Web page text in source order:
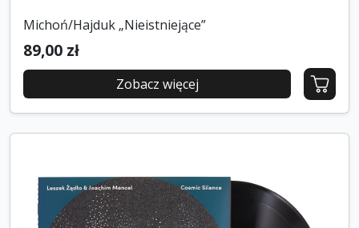
Michoń/Hajduk „Nieistniejące”
89,00 zł
Zobacz więcej